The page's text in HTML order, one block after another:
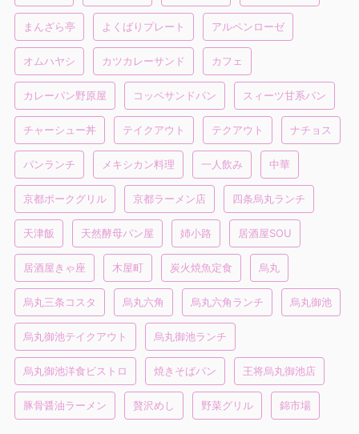
まんざら亭 よくばりプレート アルペンローゼ
オムハヤシ カツカレーサンド カフェ
カレーパン野原屋 コッペサンドパン スィーツ甘系パン
チャーシュー丼 テイクアウト テクアウト ナチョス
パンランチ メキシカン料理 一人飲み 中華
京都ポークグリル 京都ラーメン店 四条烏丸ランチ
天津飯 天然酵母パン屋 姉小路 居酒屋SOU
居酒屋きゃ座 木屋町 炭火焼魚定食 烏丸
烏丸三条コスタ 烏丸六角 烏丸六角ランチ 烏丸御池
烏丸御池テイクアウト 烏丸御池ランチ
烏丸御池洋食ビストロ 焼きそばパン 王将烏丸御池店
豚骨醤油ラーメン 贅沢めし 野菜グリル 錦市場